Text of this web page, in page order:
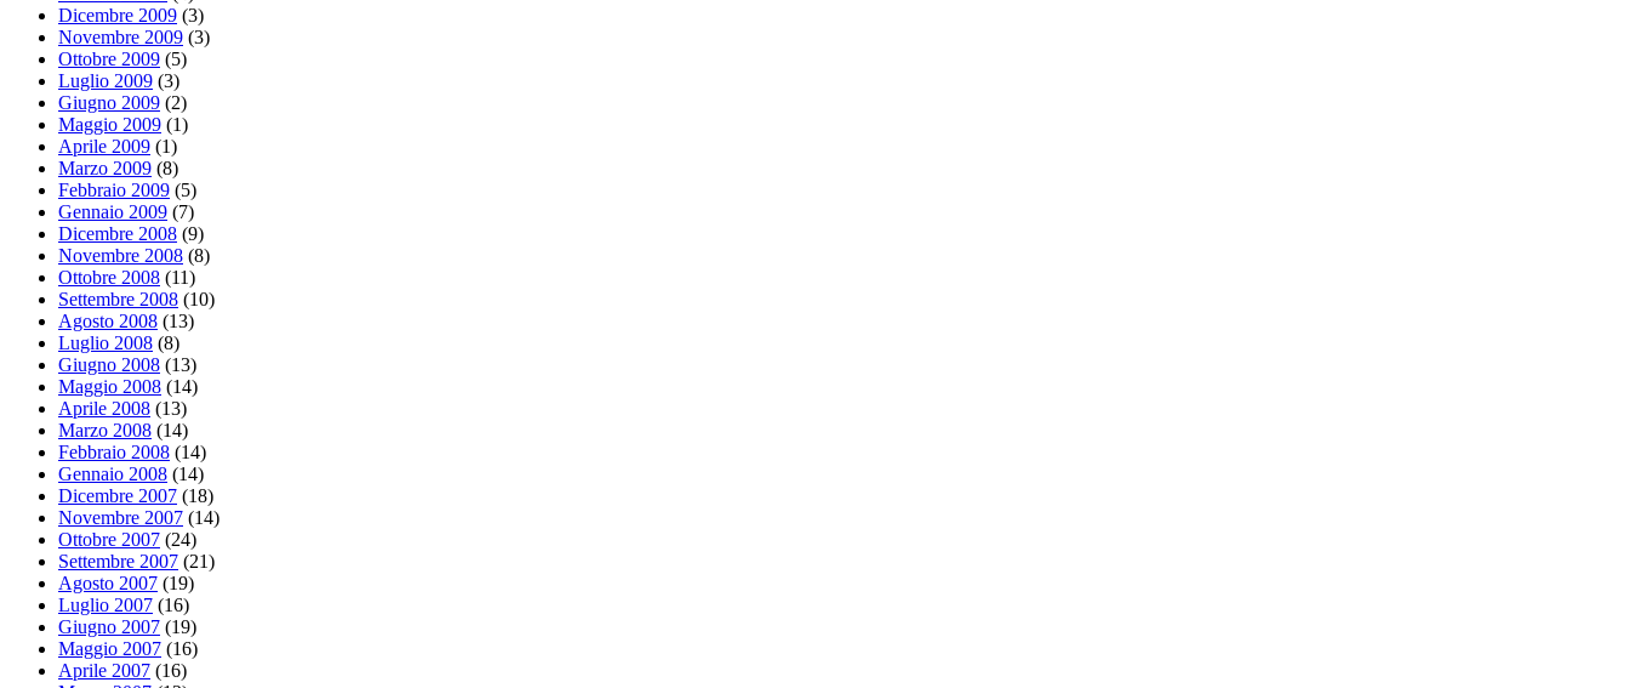
Dicembre 2009 (3)
Novembre 2009 (3)
Ottobre 2009 (5)
Luglio 2009 (3)
Giugno 2009 (2)
Maggio 2009 (1)
Aprile 2009 (1)
Marzo 2009 (8)
Febbraio 2009 (5)
Gennaio 2009 (7)
Dicembre 2008 (9)
Novembre 2008 (8)
Ottobre 2008 (11)
Settembre 2008 (10)
Agosto 2008 (13)
Luglio 2008 (8)
Giugno 2008 (13)
Maggio 2008 (14)
Aprile 2008 (13)
Marzo 2008 (14)
Febbraio 2008 (14)
Gennaio 2008 (14)
Dicembre 2007 (18)
Novembre 2007 (14)
Ottobre 2007 (24)
Settembre 2007 (21)
Agosto 2007 (19)
Luglio 2007 (16)
Giugno 2007 (19)
Maggio 2007 (16)
Aprile 2007 (16)